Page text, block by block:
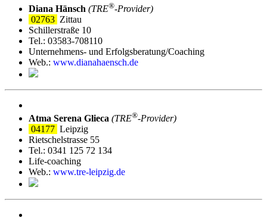
Diana Hänsch (TRE®‑Provider)
02763 Zittau
Schillerstraße 10
Tel.: 03583-708110
Unternehmens- und Erfolgsberatung/Coaching
Web.: www.dianahaensch.de
Atma Serena Glieca (TRE®‑Provider)
04177 Leipzig
Rietschelstrasse 55
Tel.: 0341 125 72 134
Life-coaching
Web.: www.tre-leipzig.de